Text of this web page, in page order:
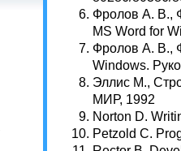
Фролов А. В.,
MS Word for
Фролов А. В.,
Windows.
Эллис М.,
МИР, 1992
Norton D.
Petzold C.